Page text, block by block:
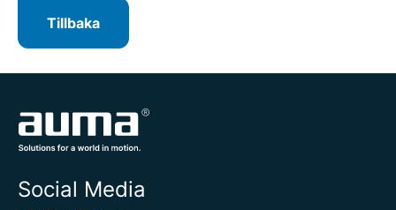
Tillbaka
Social Media